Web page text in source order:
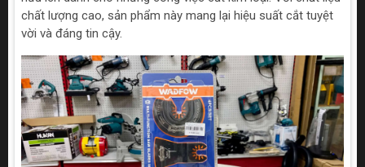
chất lượng cao, sản phẩm này mang lại hiệu suất cắt tuyệt
vời và đáng tin cậy.